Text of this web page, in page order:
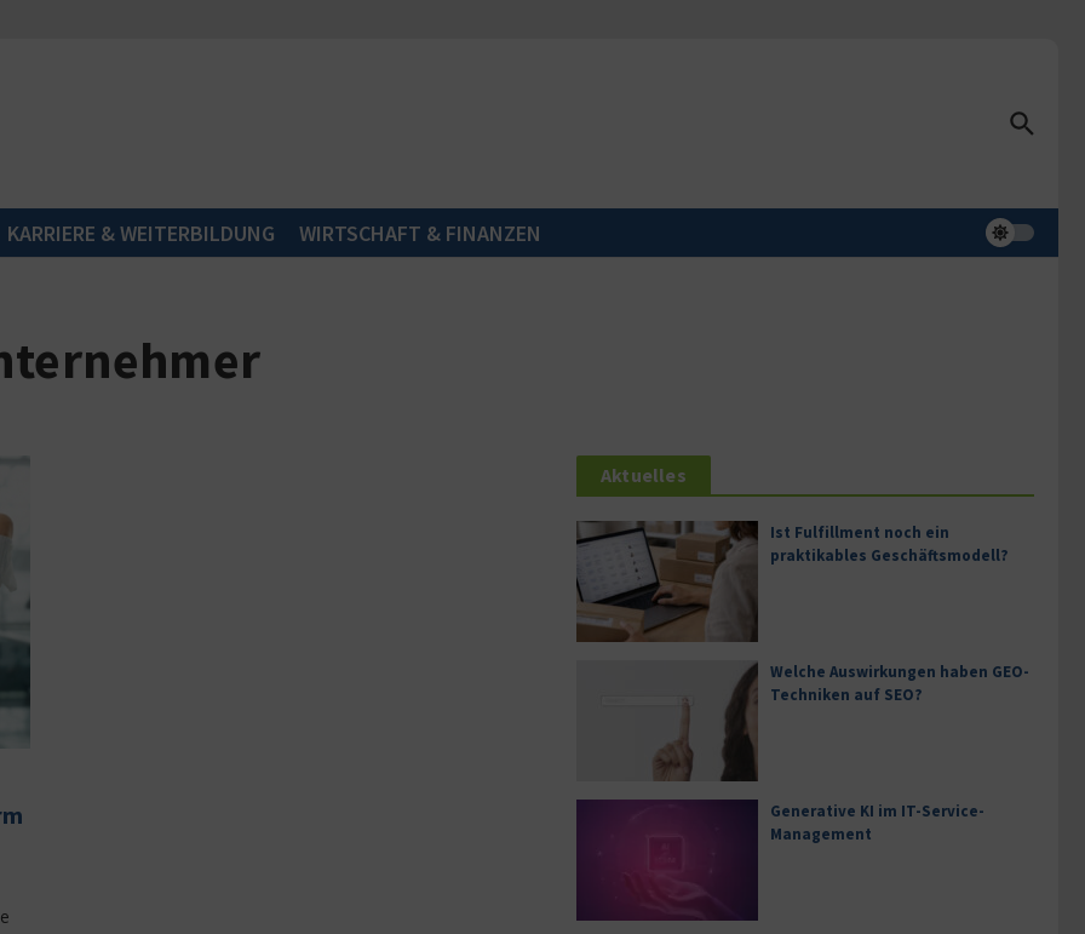
KARRIERE & WEITERBILDUNG WIRTSCHAFT & FINANZEN
Aktuelles
Ist Fulfillment noch ein
praktikables Geschäftsmodell?
Welche Auswirkungen haben GEO-
Techniken auf SEO?
Generative KI im IT-Service-
Management